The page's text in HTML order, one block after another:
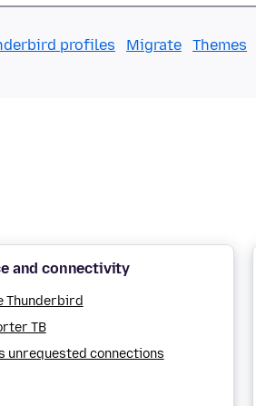
profiles Migrate Themes
and connectivity
Thunderbird
TB
unrequested connections